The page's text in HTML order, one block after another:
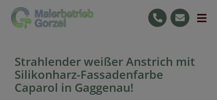
Skip
Leistungen
Ihre Vorteile
Strahlender weißer Anstrich mit
Silikonharz-Fassadenfarbe
Caparol in Gaggenau!